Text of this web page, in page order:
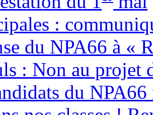
:
du NPA66 à «
: Non au projet
du